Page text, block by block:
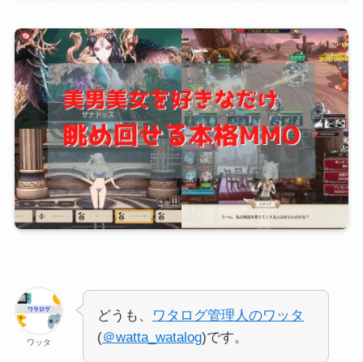
ワッタ
どうも、
ワタログ管理人のワッタ
(＠watta_watalog)です。